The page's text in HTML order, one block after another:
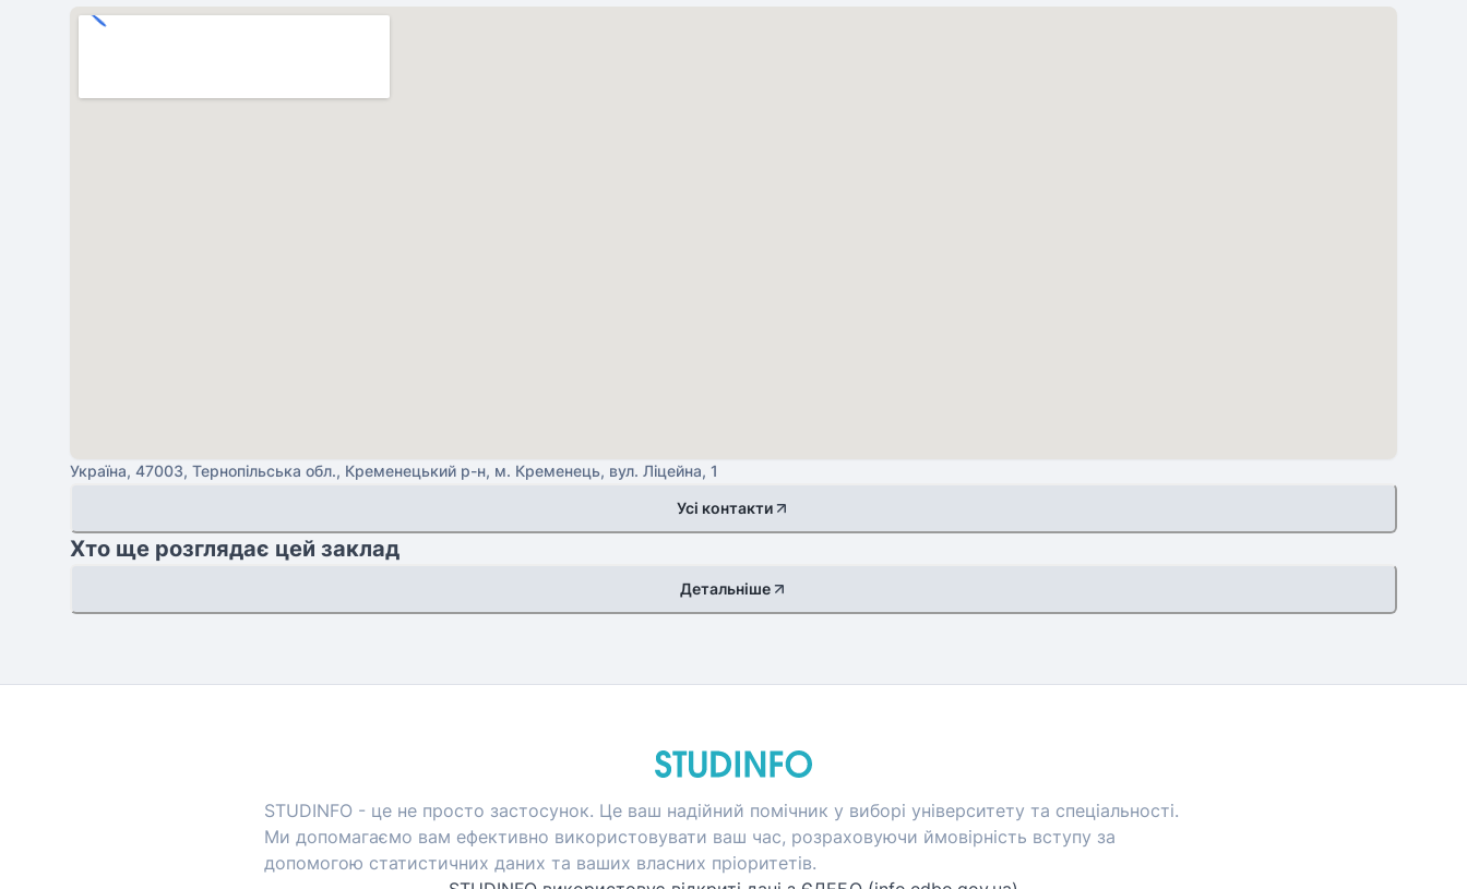
Україна, 47003, Тернопільська обл., Кременецький р-н, м. Кременець, вул. Ліцейна, 1
Усі контакти
Хто ще розглядає цей заклад
Детальніше
STUDINFO - це не просто застосунок. Це ваш надійний помічник у виборі університету та спеціальності.
Ми допомагаємо вам ефективно використовувати ваш час, розраховуючи ймовірність вступу за
допомогою статистичних даних та ваших власних пріоритетів.